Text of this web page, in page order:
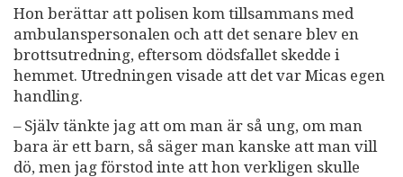
Hon berättar att polisen kom tillsammans med
ambulanspersonalen och att det senare blev en
brottsutredning, eftersom dödsfallet skedde i
hemmet. Utredningen visade att det var Micas egen
handling.
– Själv tänkte jag att om man är så ung, om man
bara är ett barn, så säger man kanske att man vill
dö, men jag förstod inte att hon verkligen skulle